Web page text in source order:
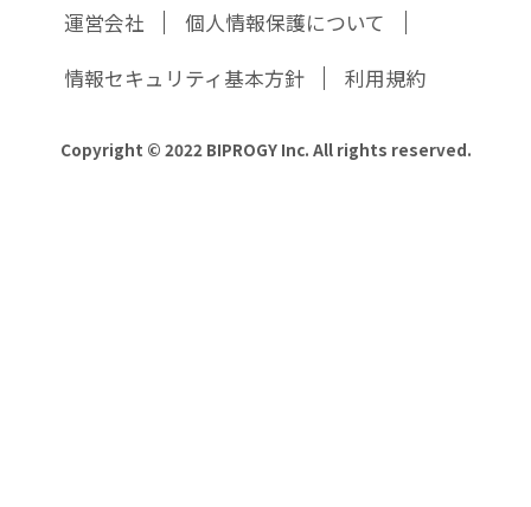
運営会社
個人情報保護について
情報セキュリティ基本方針
利用規約
Copyright © 2022 BIPROGY Inc. All rights reserved.